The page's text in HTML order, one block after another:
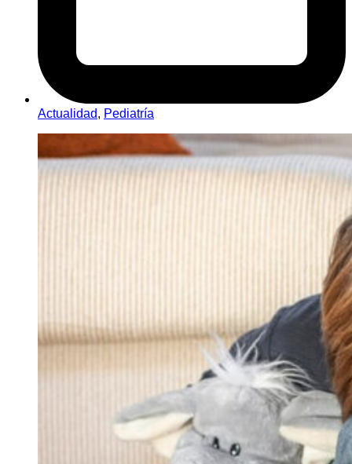
Actualidad, Pediatría